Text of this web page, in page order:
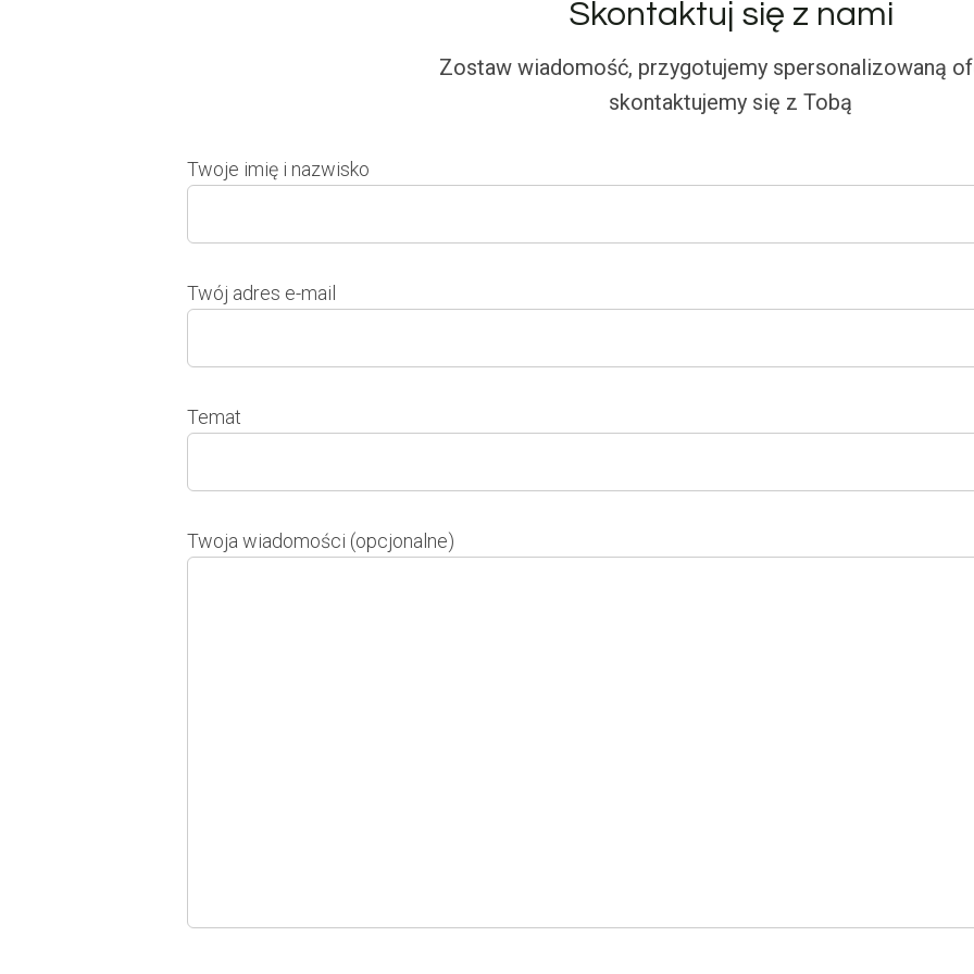
Skontaktuj się z nami
Zostaw wiadomość, przygotujemy spersonalizowaną
skontaktujemy się z Tobą
Twoje imię i nazwisko
Twój adres e-mail
Temat
Twoja wiadomości (opcjonalne)